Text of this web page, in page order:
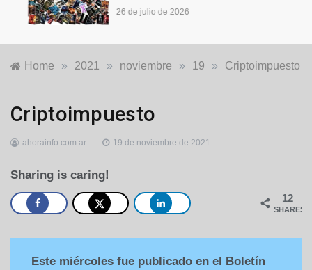
26 de julio de 2026
Home » 2021 » noviembre » 19 » Criptoimpuesto
Economía
Nacionales
Criptoimpuesto
ahorainfo.com.ar 19 de noviembre de 2021
Sharing is caring!
12
SHARES
Este miércoles fue publicado en el Boletín